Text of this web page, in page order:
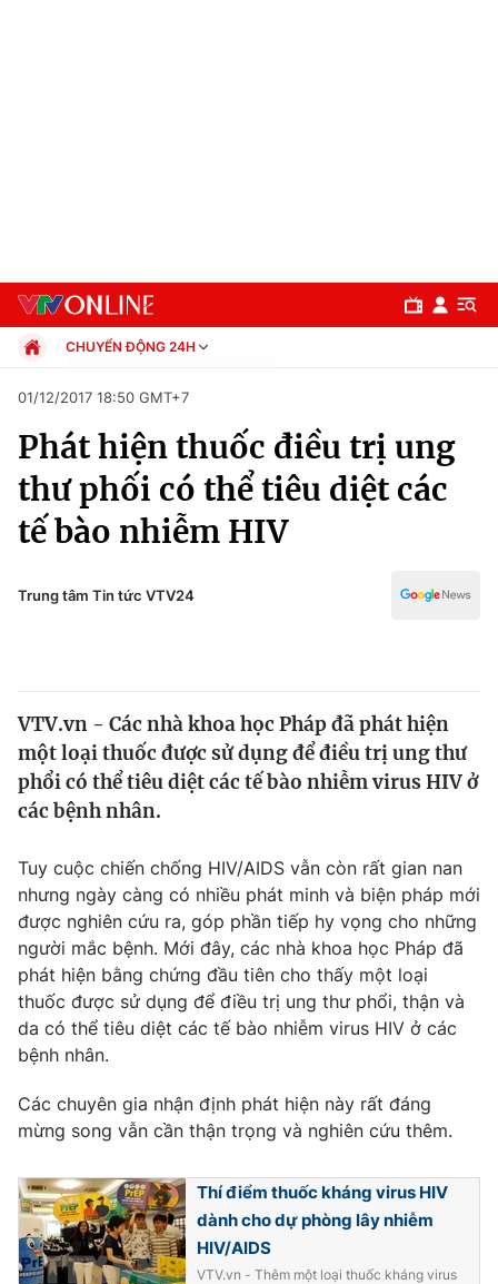
Chuyên mục
Chính trị
Thế giới
Tin tức
Thế giới đó đây
Câu chuyện quốc tế
Kinh tế
Tài chính
Thị trường
Góc doanh nghiệp
Dữ liệu và đời sống
Truyền hình
Phim VTV
Hậu trường
Nhân vật
Khán giả
Giải sao mai
Giải trí
Điện ảnh
Âm nhạc
Du lịch
Làm đẹp
Chất lượng cuộc sống
Tuyển sinh
Học trực tuyến
Công nghệ
Hitech Công nghệ tương lai
CHUYỂN ĐỘNG 24H
Xã hội
Pháp luật
Thể thao
Truyền hình
01/12/2017 18:50 GMT+7
Phát hiện thuốc điều trị ung
thư phối có thể tiêu diệt các
tế bào nhiễm HIV
Trung tâm Tin tức VTV24
VTV.vn - Các nhà khoa học Pháp đã phát hiện
một loại thuốc được sử dụng để điều trị ung thư
phổi có thể tiêu diệt các tế bào nhiễm virus HIV ở
các bệnh nhân.
Tuy cuộc chiến chống HIV/AIDS vẫn còn rất gian nan
nhưng ngày càng có nhiều phát minh và biện pháp mới
được nghiên cứu ra, góp phần tiếp hy vọng cho những
người mắc bệnh. Mới đây, các nhà khoa học Pháp đã
phát hiện bằng chứng đầu tiên cho thấy một loại
thuốc được sử dụng để điều trị ung thư phổi, thận và
da có thể tiêu diệt các tế bào nhiễm virus HIV ở các
bệnh nhân.
Các chuyên gia nhận định phát hiện này rất đáng
mừng song vẫn cần thận trọng và nghiên cứu thêm.
Thí điểm thuốc kháng virus HIV
dành cho dự phòng lây nhiễm
HIV/AIDS
VTV.vn - Thêm một loại thuốc kháng virus